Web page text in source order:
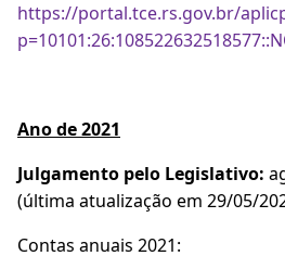
https://portal.tce.rs.gov.br/
Ano de 2021
Julgamento pelo Legislativo:
(última atualização em 29/05/
Contas anuais 2021: